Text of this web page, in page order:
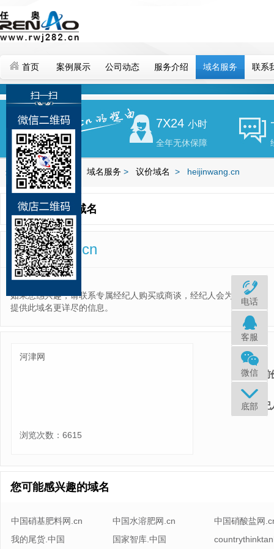
首页 案例展示 公司动态 服务介绍 域名服务 联系
7X24 小时
全年无休保障
当前位置： 首页 域名服务 > 议价域名 > heijinwang.cn
出售中的域名
heijinwang.cn
如果您感兴趣，请联系专属经纪人购买或商谈，经纪人会为您
提供此域名更详尽的信息。
河津网
浏览次数：6615
当前
专属经纪
您可能感兴趣的域名
中国硝基肥料网.cn 中国水溶肥网.cn
中国硝酸盐网
我的尾货.中国
国家智库.中国
电话
客服
微信
底部